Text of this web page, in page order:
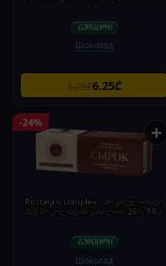
გ
Шоколад
8.25₾6.25₾
-24% +
Rostagro complex - მოჭიქული ხაჭო
შავ შოკოლადში ვანილით 26% 50 გ
Шоколад